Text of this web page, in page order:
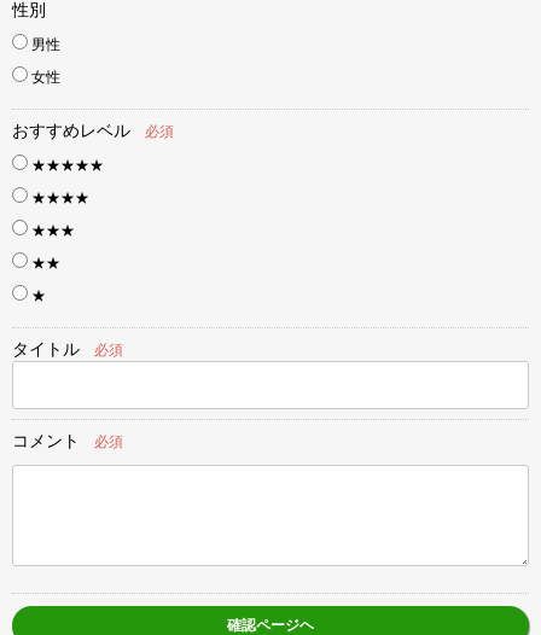
性別
男性
女性
おすすめレベル
必須
★★★★★
★★★★
★★★
★★
★
タイトル 必須
コメント 必須
確認ページヘ